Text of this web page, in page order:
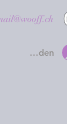
Anmelden